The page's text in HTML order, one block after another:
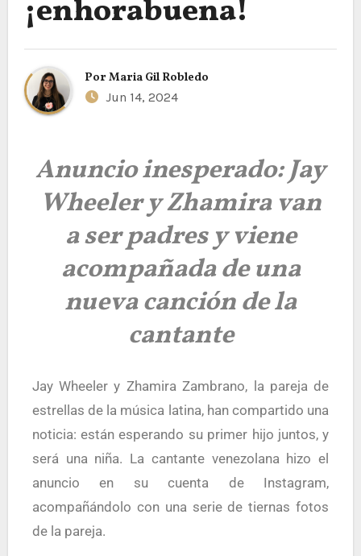
¡enhorabuena!
Por Maria Gil Robledo
Jun 14, 2024
Anuncio inesperado: Jay
Wheeler y Zhamira van
a ser padres y viene
acompañada de una
nueva canción de la
cantante
Jay Wheeler y Zhamira Zambrano, la pareja de
estrellas de la música latina, han compartido una
noticia: están esperando su primer hijo juntos, y
será una niña. La cantante venezolana hizo el
anuncio en su cuenta de Instagram,
acompañándolo con una serie de tiernas fotos
de la pareja.